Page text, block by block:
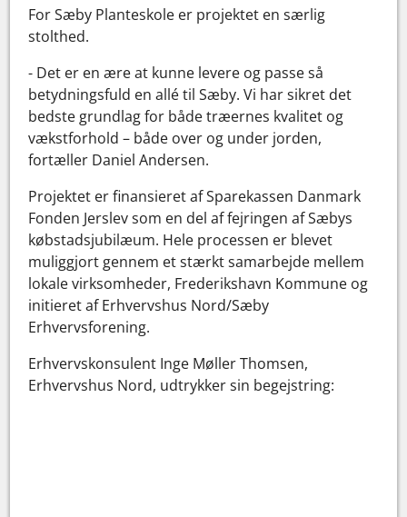
For Sæby Planteskole er projektet en særlig
stolthed.
- Det er en ære at kunne levere og passe så
betydningsfuld en allé til Sæby. Vi har sikret det
bedste grundlag for både træernes kvalitet og
vækstforhold – både over og under jorden,
fortæller Daniel Andersen.
Projektet er finansieret af Sparekassen Danmark
Fonden Jerslev som en del af fejringen af Sæbys
købstadsjubilæum. Hele processen er blevet
muliggjort gennem et stærkt samarbejde mellem
lokale virksomheder, Frederikshavn Kommune og
initieret af Erhvervshus Nord/Sæby
Erhvervsforening.
Erhvervskonsulent Inge Møller Thomsen,
Erhvervshus Nord, udtrykker sin begejstring: